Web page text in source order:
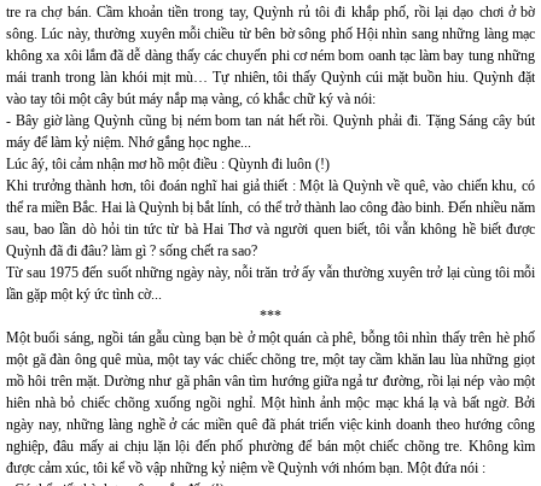
tre ra chợ bán. Cầm khoản tiền trong tay, Quỳnh rủ tôi đi khắp phố, rồi lại dạo chơi ở bờ
sông. Lúc này, thường xuyên mỗi chiều từ bên bờ sông phố Hội nhìn sang những làng mạc
không xa xôi lắm đã dễ dàng thấy các chuyến phi cơ ném bom oanh tạc làm bay tung những
mái tranh trong làn khói mịt mù… Tự nhiên, tôi thấy Quỳnh cúi mặt buồn hiu. Quỳnh đặt
vào tay tôi một cây bút máy nắp mạ vàng, có khắc chữ ký và nói:
- Bây giờ làng Quỳnh cũng bị ném bom tan nát hết rồi. Quỳnh phải đi. Tặng Sáng cây bút
máy để làm kỷ niệm. Nhớ gắng học nghe...
Lúc âý, tôi cảm nhận mơ hồ một điều : Qùynh đi luôn (!)
Khi trưởng thành hơn, tôi đoán nghĩ hai giả thiết : Một là Quỳnh về quê, vào chiến khu, có
thể ra miền Bắc. Hai là Quỳnh bị bắt lính, có thể trở thành lao công đào binh. Đến nhiều năm
sau, bao lần dò hỏi tin tức từ bà Hai Thơ và người quen biết, tôi vẫn không hề biết được
Quỳnh đã đi đâu? làm gì ? sống chết ra sao?
Từ sau 1975 đến suốt những ngày này, nỗi trăn trở ấy vẫn thường xuyên trở lại cùng tôi mỗi
lần gặp một ký ức tình cờ...
***
Một buổi sáng, ngồi tán gẫu cùng bạn bè ở một quán cà phê, bỗng tôi nhìn thấy trên hè phố
một gã đàn ông quê mùa, một tay vác chiếc chõng tre, một tay cầm khăn lau lùa những giọt
mồ hôi trên mặt. Dường như gã phân vân tìm hướng giữa ngả tư đường, rồi lại nép vào một
hiên nhà bỏ chiếc chõng xuống ngồi nghỉ. Một hình ảnh mộc mạc khá lạ và bất ngờ. Bởi
ngày nay, những làng nghề ở các miền quê đã phát triển việc kinh doanh theo hướng công
nghiệp, đâu mấy ai chịu lặn lội đến phố phường để bán một chiếc chõng tre. Không kìm
được cảm xúc, tôi kể vồ vập những kỷ niệm về Quỳnh với nhóm bạn. Một đứa nói :